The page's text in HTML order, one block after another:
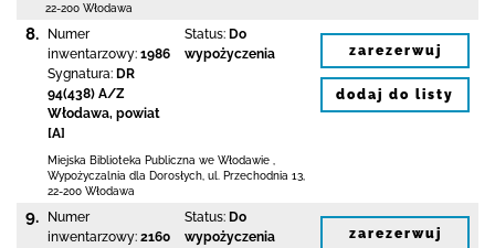
22-200 Włodawa
8.
Numer
inwentarzowy: 1986
Sygnatura: DR
94(438) A/Z
Włodawa, powiat
[A]
Status: Do
wypożyczenia
Miejska Biblioteka Publiczna we Włodawie
Wypożyczalnia dla Dorosłych, ul. Przechodnia 13
22-200 Włodawa
zarezerwuj
dodaj do listy
9.
Numer
inwentarzowy: 2160
Status: Do
wypożyczenia
zarezerwuj